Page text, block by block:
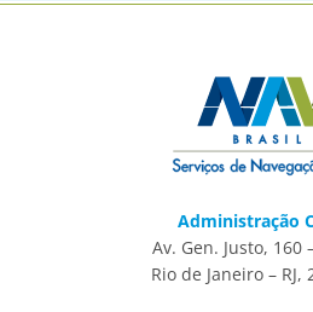
Administração
Av. Gen. Justo, 160
Rio de Janeiro – RJ,